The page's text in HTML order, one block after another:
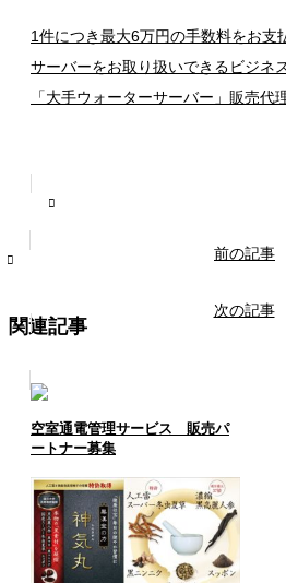
1件につき最大6万円の手数料をお支
サーバーをお取り扱いできるビジネ
「大手ウォーターサーバー」販売代
前の記事
次の記事
関連記事
空室通電管理サービス 販売パ
ートナー募集